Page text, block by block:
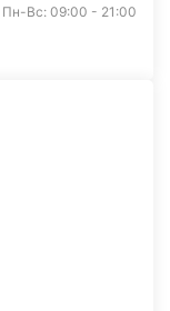
Пн-Вс: 09:00 - 21:00